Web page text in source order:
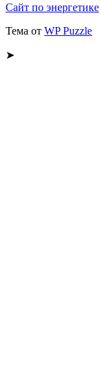
Сайт по энергетике
Тема от WP Puzzle
➤